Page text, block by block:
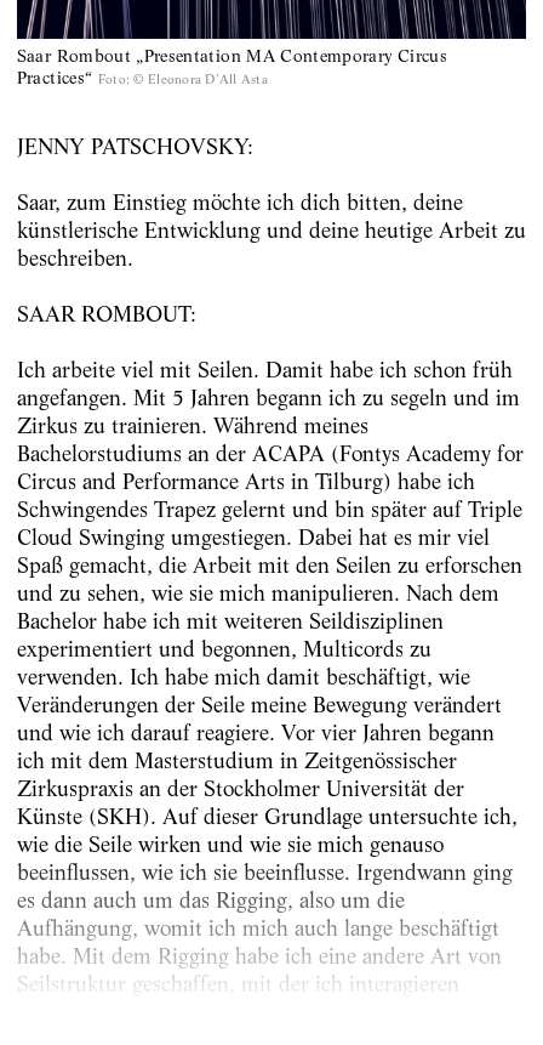
Saar Rombout „Presentation MA Contemporary Circus
Practices“ Foto: © Eleonora D’All Asta
JENNY PATSCHOVSKY:
Saar, zum Einstieg möchte ich dich bitten, deine
künstlerische Entwicklung und deine heutige Arbeit zu
beschreiben.
SAAR ROMBOUT:
Ich arbeite viel mit Seilen. Damit habe ich schon früh
angefangen. Mit 5 Jahren begann ich zu segeln und im
Zirkus zu trainieren. Während meines
Bachelorstudiums an der ACAPA (Fontys Academy for
Circus and Performance Arts in Tilburg) habe ich
Schwingendes Trapez gelernt und bin später auf Triple
Cloud Swinging umgestiegen. Dabei hat es mir viel
Spaß gemacht, die Arbeit mit den Seilen zu erforschen
und zu sehen, wie sie mich manipulieren. Nach dem
Bachelor habe ich mit weiteren Seildisziplinen
experimentiert und begonnen, Multicords zu
verwenden. Ich habe mich damit beschäftigt, wie
Veränderungen der Seile meine Bewegung verändert
und wie ich darauf reagiere. Vor vier Jahren begann
ich mit dem Masterstudium in Zeitgenössischer
Zirkuspraxis an der Stockholmer Universität der
Künste (SKH). Auf dieser Grundlage untersuchte ich,
wie die Seile wirken und wie sie mich genauso
beeinflussen, wie ich sie beeinflusse. Irgendwann ging
es dann auch um das Rigging, also um die
Aufhängung, womit ich mich auch lange beschäftigt
habe. Mit dem Rigging habe ich eine andere Art von
Seilstruktur geschaffen, mit der ich interagieren